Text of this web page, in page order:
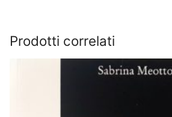
Prodotti correlati